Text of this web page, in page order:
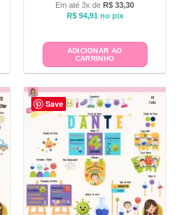
Em até 3x de R$ 33,30
R$94,91 no pix
ADICIONAR AO
CARRINHO
Save